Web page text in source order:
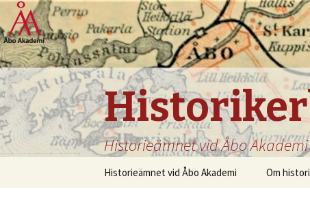
Historieämnet vid Åbo Akademi
Historieämnet vid Åbo Akademi Om